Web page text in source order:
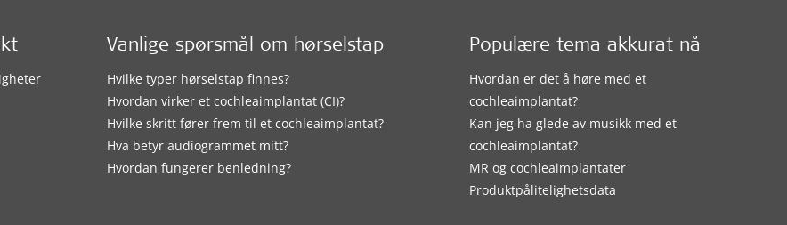
Vanlige spørsmål om hørselstap
Hvilke typer hørselstap finnes?
Hvordan virker et cochleaimplantat (CI)?
Hvilke skritt fører frem til et cochleaimplantat?
Hva betyr audiogrammet mitt?
Hvordan fungerer benledning?
Populære tema akkurat nå
Hvordan er det å høre med et
cochleaimplantat?
Kan jeg ha glede av musikk med et
cochleaimplantat?
MR og cochleaimplantater
Produktpålitelighetsdata